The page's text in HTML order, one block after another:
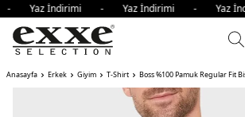
Yaz İndirimi - Yaz İndirimi -
Anasayfa Erkek Giyim T-Shirt Boss %100 Pamuk Regular Fit